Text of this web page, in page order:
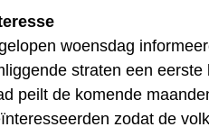
woensdag
straten een
peilt de komende
zodat de